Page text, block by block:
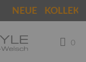
NEUE
0